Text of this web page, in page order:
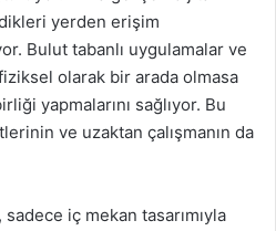
yerden erişim
Bulut tabanlı uygulamalar ve
olarak bir arada olmasa
yapmalarını sağlıyor. Bu
ve uzaktan çalışmanın da
iç mekan tasarımıyla